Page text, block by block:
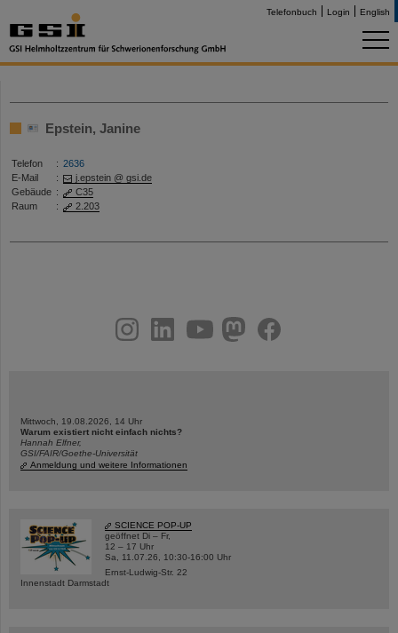
Telefonbuch Login English
Epstein, Janine
Telefon : 2636
E-Mail
:
j.epstein @ gsi.de
Gebäude :
C35
Raum
: 2.203
youtubehelmholtz.socialfacebook
Mittwoch, 19.08.2026, 14 Uhr
Warum existiert nicht einfach nichts?
Hannah Elfner,
GSI/FAIR/Goethe-Universität
Anmeldung und weitere Informationen
SCIENCE POP-UP
geöffnet Di – Fr,
12 – 17 Uhr
Sa, 11.07.26, 10:30-16:00 Uhr
Ernst-Ludwig-Str. 22
Innenstadt Darmstadt